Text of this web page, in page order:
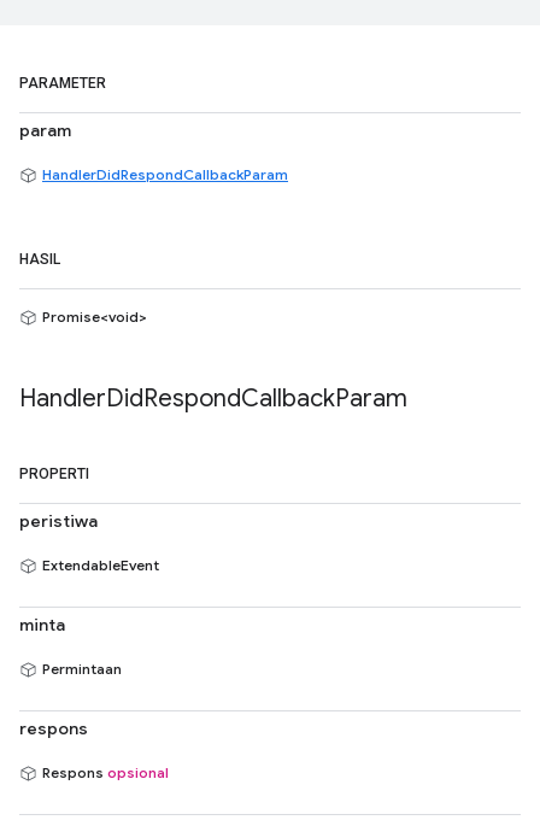
PARAMETER
param
HandlerDidRespondCallbackParam
HASIL
Promise<void>
HandlerDidRespondCallbackParam
PROPERTI
peristiwa
ExtendableEvent
minta
Permintaan
respons
Respons opsional